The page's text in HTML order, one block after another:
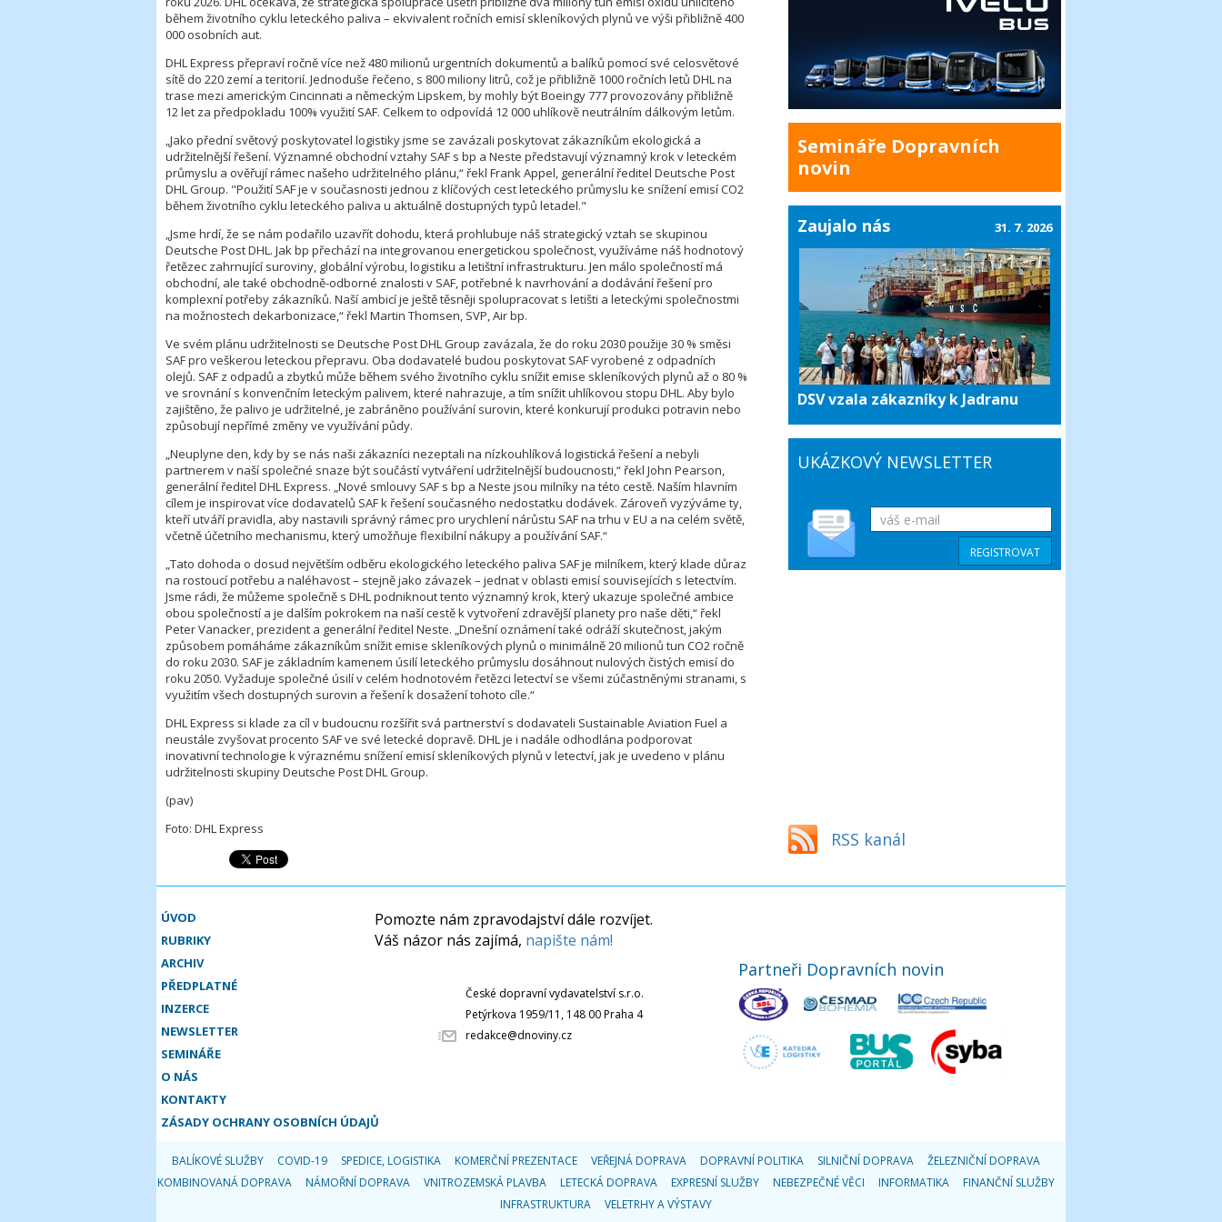
během životního cyklu leteckého paliva – ekvivalent ročních emisí skleníkových plynů ve výši přibližně 400
000 osobních aut.
DHL Express přepraví ročně více než 480 milionů urgentních dokumentů a balíků pomocí své celosvětové
sítě do 220 zemí a teritorií. Jednoduše řečeno, s 800 miliony litrů, což je přibližně 1000 ročních letů DHL na
trase mezi americkým Cincinnati a německým Lipskem, by mohly být Boeingy 777 provozovány přibližně
12 let za předpokladu 100% využití SAF. Celkem to odpovídá 12 000 uhlíkově neutrálním dálkovým letům.
„Jako přední světový poskytovatel logistiky jsme se zavázali poskytovat zákazníkům ekologická a
udržitelnější řešení. Významné obchodní vztahy SAF s bp a Neste představují významný krok v leteckém
průmyslu a ověřují rámec našeho udržitelného plánu,“ řekl Frank Appel, generální ředitel Deutsche Post
DHL Group. "Použití SAF je v současnosti jednou z klíčových cest leteckého průmyslu ke snížení emisí CO2
během životního cyklu leteckého paliva u aktuálně dostupných typů letadel."
„Jsme hrdí, že se nám podařilo uzavřít dohodu, která prohlubuje náš strategický vztah se skupinou
Deutsche Post DHL. Jak bp přechází na integrovanou energetickou společnost, využíváme náš hodnotový
řetězec zahrnující suroviny, globální výrobu, logistiku a letištní infrastrukturu. Jen málo společností má
obchodní, ale také obchodně-odborné znalosti v SAF, potřebné k navrhování a dodávání řešení pro
komplexní potřeby zákazníků. Naší ambicí je ještě těsněji spolupracovat s letišti a leteckými společnostmi
na možnostech dekarbonizace,“ řekl Martin Thomsen, SVP, Air bp.
Ve svém plánu udržitelnosti se Deutsche Post DHL Group zavázala, že do roku 2030 použije 30 % směsi
SAF pro veškerou leteckou přepravu. Oba dodavatelé budou poskytovat SAF vyrobené z odpadních
olejů. SAF z odpadů a zbytků může během svého životního cyklu snížit emise skleníkových plynů až o 80 %
ve srovnání s konvenčním leteckým palivem, které nahrazuje, a tím snížit uhlíkovou stopu DHL. Aby bylo
zajištěno, že palivo je udržitelné, je zabráněno používání surovin, které konkurují produkci potravin nebo
způsobují nepřímé změny ve využívání půdy.
„Neuplyne den, kdy by se nás naši zákazníci nezeptali na nízkouhlíková logistická řešení a nebyli
partnerem v naší společné snaze být součástí vytváření udržitelnější budoucnosti,“ řekl John Pearson,
generální ředitel DHL Express. „Nové smlouvy SAF s bp a Neste jsou milníky na této cestě. Naším hlavním
cílem je inspirovat více dodavatelů SAF k řešení současného nedostatku dodávek. Zároveň vyzýváme ty,
kteří utváří pravidla, aby nastavili správný rámec pro urychlení nárůstu SAF na trhu v EU a na celém světě,
včetně účetního mechanismu, který umožňuje flexibilní nákupy a používání SAF.“
„Tato dohoda o dosud největším odběru ekologického leteckého paliva SAF je milníkem, který klade důraz
na rostoucí potřebu a naléhavost – stejně jako závazek – jednat v oblasti emisí souvisejících s letectvím.
Jsme rádi, že můžeme společně s DHL podniknout tento významný krok, který ukazuje společné ambice
obou společností a je dalším pokrokem na naší cestě k vytvoření zdravější planety pro naše děti,“ řekl
Peter Vanacker, prezident a generální ředitel Neste. „Dnešní oznámení také odráží skutečnost, jakým
způsobem pomáháme zákazníkům snížit emise skleníkových plynů o minimálně 20 milionů tun CO2 ročně
do roku 2030. SAF je základním kamenem úsilí leteckého průmyslu dosáhnout nulových čistých emisí do
roku 2050. Vyžaduje společné úsilí v celém hodnotovém řetězci letectví se všemi zúčastněnými stranami, s
využitím všech dostupných surovin a řešení k dosažení tohoto cíle.“
DHL Express si klade za cíl v budoucnu rozšířit svá partnerství s dodavateli Sustainable Aviation Fuel a
neustále zvyšovat procento SAF ve své letecké dopravě. DHL je i nadále odhodlána podporovat
inovativní technologie k výraznému snížení emisí skleníkových plynů v letectví, jak je uvedeno v plánu
udržitelnosti skupiny Deutsche Post DHL Group.
(pav)
Foto: DHL Express
Semináře Dopravních
novin
Zaujalo nás
DSV vzala zákazníky k Jadranu
31. 7. 2026
UKÁZKOVÝ NEWSLETTER
RSS kanál
ÚVOD
RUBRIKY
ARCHIV
PŘEDPLATNÉ
INZERCE
NEWSLETTER
SEMINÁŘE
O NÁS
KONTAKTY
ZÁSADY OCHRANY OSOBNÍCH ÚDAJŮ
Pomozte nám zpravodajství dále rozvíjet.
Váš názor nás zajímá, napište nám!
České dopravní vydavatelství s.r.o.
Petýrkova 1959/11, 148 00 Praha 4
redakce@dnoviny.cz
Partneři Dopravních novin
BALÍKOVÉ SLUŽBY COVID-19 SPEDICE, LOGISTIKA KOMERČNÍ PREZENTACE VEŘEJNÁ DOPRAVA DOPRAVNÍ POLITIKA SILNIČNÍ DOPRAVA
ŽELEZNIČNÍ DOPRAVA
KOMBINOVANÁ DOPRAVA
NÁMOŘNÍ DOPRAVA VNITROZEMSKÁ PLAVBA LETECKÁ DOPRAVA EXPRESNÍ SLUŽBY NEBEZPEČNÉ VĚCI INFORMATIKA
FINANČNÍ SLUŽBY
INFRASTRUKTURA
VELETRHY A VÝSTAVY